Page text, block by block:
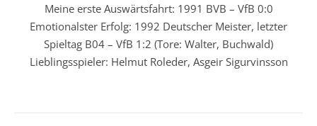
Meine erste Auswärtsfahrt: 1991 BVB – VfB 0:0
Emotionalster Erfolg: 1992 Deutscher Meister, letzter
Spieltag B04 – VfB 1:2 (Tore: Walter, Buchwald)
Lieblingsspieler: Helmut Roleder, Asgeir Sigurvinsson